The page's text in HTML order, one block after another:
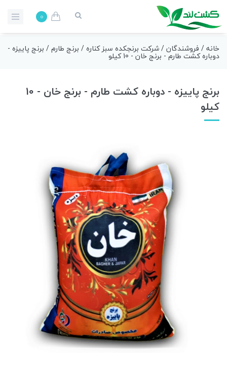
0
خانه/ فروشندگان/شرکت برنجکده سبز کناره/ برنج طارم/ برنج پاییزه -
دوباره کشت طارم - برنج خان - 10 کیلو
برنج پاییزه - دوباره کشت طارم - برنج خان - 10
کیلو